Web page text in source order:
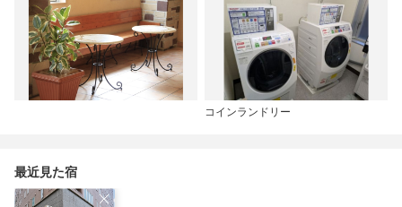
コインランドリー
最近見た宿